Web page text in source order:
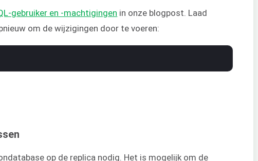
gebruiker en -machtigingen in onze blogpost. Laad
om de wijzigingen door te voeren:
op de replica nodig. Het is mogelijk om de